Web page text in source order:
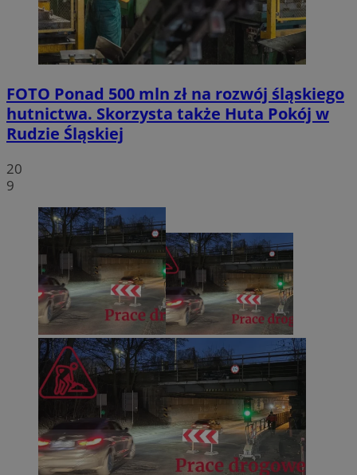
FOTO Ponad 500 mln zł na rozwój śląskiego
hutnictwa. Skorzysta także Huta Pokój w
Rudzie Śląskiej
20
9